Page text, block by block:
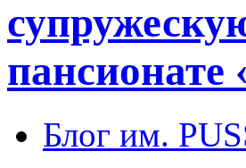
пансионате
Блог им.